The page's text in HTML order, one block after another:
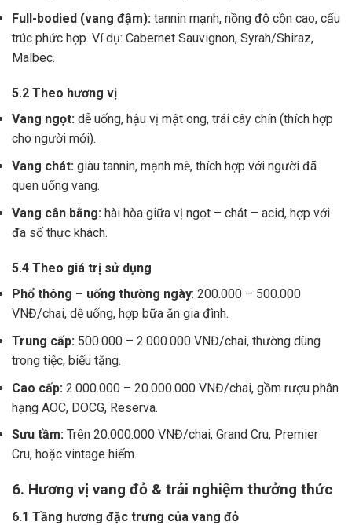
Full-bodied (vang đậm): tannin mạnh, nồng độ cồn cao, cấu
trúc phức hợp. Ví dụ: Cabernet Sauvignon, Syrah/Shiraz,
Malbec.
5.2 Theo hương vị
Vang ngọt: dễ uống, hậu vị mật ong, trái cây chín (thích hợp
cho người mới).
Vang chát: giàu tannin, mạnh mẽ, thích hợp với người đã
quen uống vang.
Vang cân bằng: hài hòa giữa vị ngọt – chát – acid, hợp với
đa số thực khách.
5.4 Theo giá trị sử dụng
Phổ thông – uống thường ngày: 200.000 – 500.000
VNĐ/chai, dễ uống, hợp bữa ăn gia đình.
Trung cấp: 500.000 – 2.000.000 VNĐ/chai, thường dùng
trong tiệc, biếu tặng.
Cao cấp: 2.000.000 – 20.000.000 VNĐ/chai, gồm rượu phân
hạng AOC, DOCG, Reserva.
Sưu tầm: Trên 20.000.000 VNĐ/chai, Grand Cru, Premier
Cru, hoặc vintage hiếm.
6. Hương vị vang đỏ & trải nghiệm thưởng thức
6.1 Tầng hương đặc trưng của vang đỏ